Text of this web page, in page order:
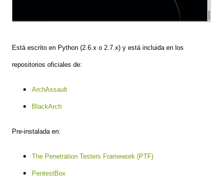
Está escrito en Python (2.6.x o 2.7.x) y está incluida en los
repositorios oficiales de:
ArchAssault
BlackArch
Pre-instalada en:
The Penetration Testers Framework (PTF)
PentestBox